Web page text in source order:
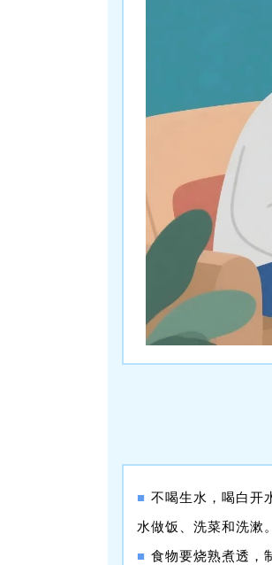
■ 不喝生水，喝白开
水做饭、洗菜和洗漱
■ 食物要烧熟煮透，